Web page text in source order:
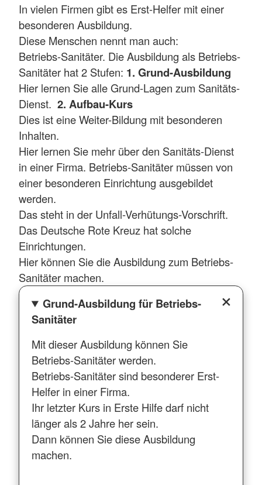
In vielen Firmen gibt es Erst-Helfer mit einer
besonderen Ausbildung.
Diese Menschen nennt man auch:
Betriebs-Sanitäter. Die Ausbildung als Betriebs-
Sanitäter hat 2 Stufen: 1. Grund-Ausbildung
Hier lernen Sie alle Grund-Lagen zum Sanitäts-
Dienst. 2. Aufbau-Kurs
Dies ist eine Weiter-Bildung mit besonderen
Inhalten.
Hier lernen Sie mehr über den Sanitäts-Dienst
in einer Firma. Betriebs-Sanitäter müssen von
einer besonderen Einrichtung ausgebildet
werden.
Das steht in der Unfall-Verhütungs-Vorschrift.
Das Deutsche Rote Kreuz hat solche
Einrichtungen.
Hier können Sie die Ausbildung zum Betriebs-
Sanitäter machen.
Grund-Ausbildung für Betriebs-
Sanitäter
Mit dieser Ausbildung können Sie
Betriebs-Sanitäter werden.
Betriebs-Sanitäter sind besonderer Erst-
Helfer in einer Firma.
Ihr letzter Kurs in Erste Hilfe darf nicht
länger als 2 Jahre her sein.
Dann können Sie diese Ausbildung
machen.